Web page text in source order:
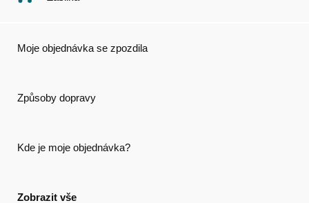
Moje objednávka se zpozdila
Způsoby dopravy
Kde je moje objednávka?
Zobrazit vše